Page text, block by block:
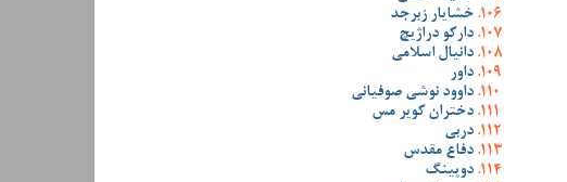
خشایار زبرجد
دارکو دراژیچ
دانیال اسلامی
داور
داوود نوشی صوفیانی
دختران کویر مس
دربی
دفاع مقدس
دوپینگ